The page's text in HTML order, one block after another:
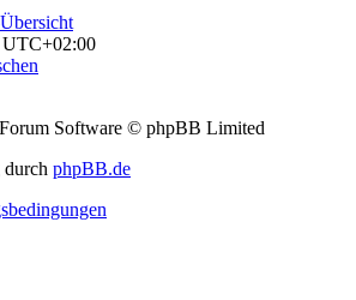
UTC+02:00
Software © phpBB Limited
durch phpBB.de